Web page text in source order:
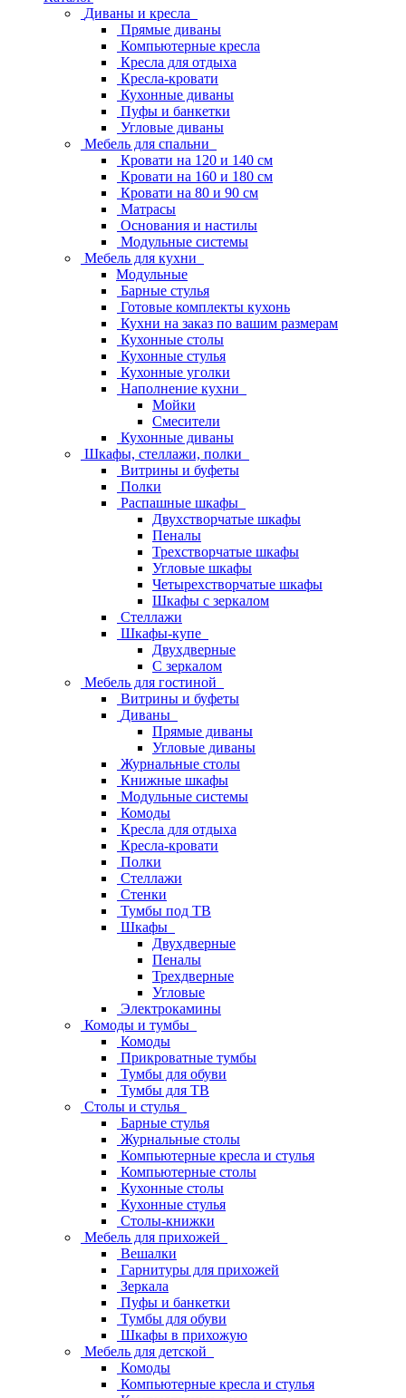
Диваны и кресла
Прямые диваны
Компьютерные кресла
Кресла для отдыха
Кресла-кровати
Кухонные диваны
Пуфы и банкетки
Угловые диваны
Мебель для спальни
Кровати на 120 и 140 см
Кровати на 160 и 180 см
Кровати на 80 и 90 см
Матрасы
Основания и настилы
Модульные системы
Мебель для кухни
Модульные
Барные стулья
Готовые комплекты кухонь
Кухни на заказ по вашим размерам
Кухонные столы
Кухонные стулья
Кухонные уголки
Наполнение кухни
Мойки
Смесители
Кухонные диваны
Шкафы, стеллажи, полки
Витрины и буфеты
Полки
Распашные шкафы
Двухстворчатые шкафы
Пеналы
Трехстворчатые шкафы
Угловые шкафы
Четырехстворчатые шкафы
Шкафы с зеркалом
Стеллажи
Шкафы-купе
Двухдверные
С зеркалом
Мебель для гостиной
Витрины и буфеты
Диваны
Прямые диваны
Угловые диваны
Журнальные столы
Книжные шкафы
Модульные системы
Комоды
Кресла для отдыха
Кресла-кровати
Полки
Стеллажи
Стенки
Тумбы под ТВ
Шкафы
Двухдверные
Пеналы
Трехдверные
Угловые
Электрокамины
Комоды и тумбы
Комоды
Прикроватные тумбы
Тумбы для обуви
Тумбы для ТВ
Столы и стулья
Барные стулья
Журнальные столы
Компьютерные кресла и стулья
Компьютерные столы
Кухонные столы
Кухонные стулья
Столы-книжки
Мебель для прихожей
Вешалки
Гарнитуры для прихожей
Зеркала
Пуфы и банкетки
Тумбы для обуви
Шкафы в прихожую
Мебель для детской
Комоды
Компьютерные кресла и стулья